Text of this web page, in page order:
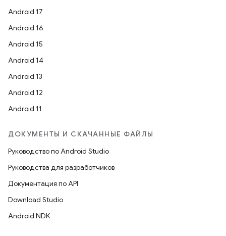
Android 17
Android 16
Android 15
Android 14
Android 13
Android 12
Android 11
ДОКУМЕНТЫ И СКАЧАННЫЕ ФАЙЛЫ
Руководство по Android Studio
Руководства для разработчиков
Документация по API
Download Studio
Android NDK